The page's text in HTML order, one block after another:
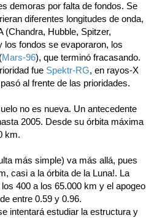
demoras por falta de fondos. Se
diferentes longitudes de onda,
(Chandra, Hubble, Spitzer,
los fondos se evaporaron, los
Mars-96), que terminó fracasando.
fue Spektr-RG, en rayos-X
al frente de las prioridades.
no es nueva. Un antecedente
2005. Desde su órbita máxima
km.
más simple) va más allá, pues
casi a la órbita de la Luna!. La
400 a los 65.000 km y el apogeo
entre 0.59 y 0.96.
intentará estudiar la estructura y